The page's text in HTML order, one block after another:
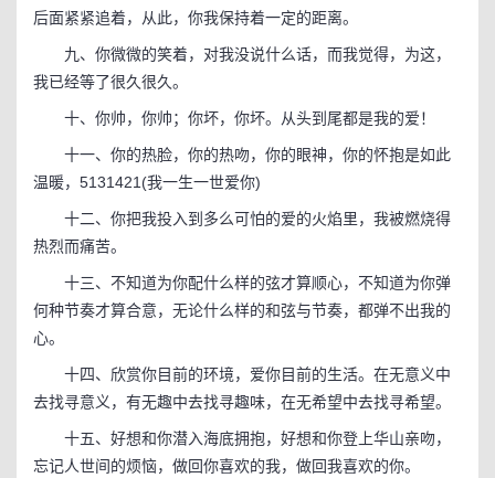
后面紧紧追着，从此，你我保持着一定的距离。
九、你微微的笑着，对我没说什么话，而我觉得，为这，
我已经等了很久很久。
十、你帅，你帅；你坏，你坏。从头到尾都是我的爱！
十一、你的热脸，你的热吻，你的眼神，你的怀抱是如此
温暖，5131421(我一生一世爱你)
十二、你把我投入到多么可怕的爱的火焰里，我被燃烧得
热烈而痛苦。
十三、不知道为你配什么样的弦才算顺心，不知道为你弹
何种节奏才算合意，无论什么样的和弦与节奏，都弹不出我的
心。
十四、欣赏你目前的环境，爱你目前的生活。在无意义中
去找寻意义，有无趣中去找寻趣味，在无希望中去找寻希望。
十五、好想和你潜入海底拥抱，好想和你登上华山亲吻，
忘记人世间的烦恼，做回你喜欢的我，做回我喜欢的你。